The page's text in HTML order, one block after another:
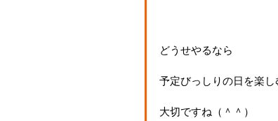
どうせやるなら
予定びっしりの日を楽し
大切ですね（＾＾）